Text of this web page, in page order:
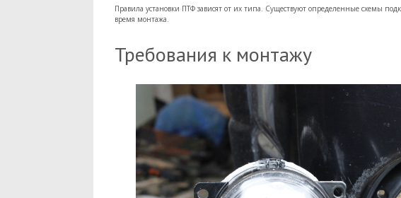
Правила установки ПТФ зависят от их типа. Существуют определенные схемы
время монтажа.
Требования к монтажу